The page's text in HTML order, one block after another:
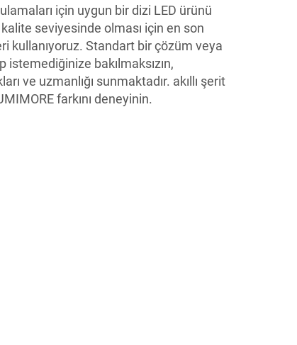
için uygun bir dizi LED ürünü
seviyesinde olması için en son
kullanıyoruz. Standart bir çözüm veya
bakılmaksızın,
ve uzmanlığı sunmaktadır. akıllı şerit
farkını deneyinin.